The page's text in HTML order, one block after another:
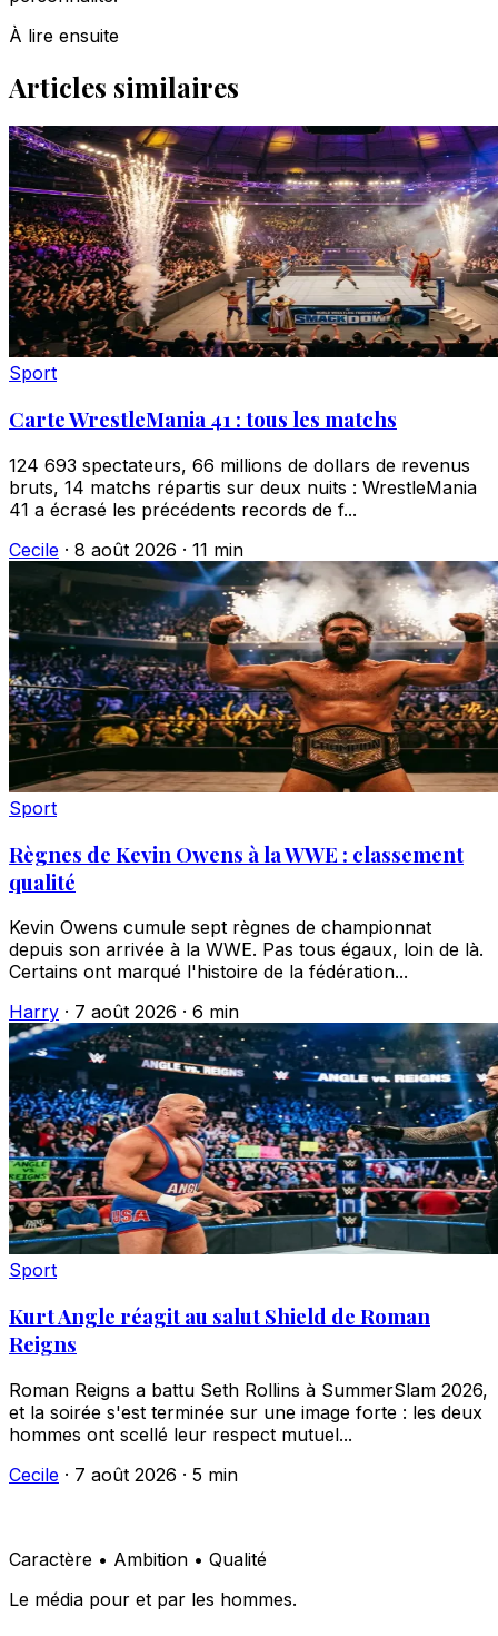
À lire ensuite
Articles similaires
Sport
Carte WrestleMania 41 : tous les matchs
124 693 spectateurs, 66 millions de dollars de revenus
bruts, 14 matchs répartis sur deux nuits : WrestleMania
41 a écrasé les précédents records de f...
Cecile · 8 août 2026 · 11 min
Sport
Règnes de Kevin Owens à la WWE : classement
qualité
Kevin Owens cumule sept règnes de championnat
depuis son arrivée à la WWE. Pas tous égaux, loin de là.
Certains ont marqué l'histoire de la fédération...
Harry · 7 août 2026 · 6 min
Sport
Kurt Angle réagit au salut Shield de Roman
Reigns
Roman Reigns a battu Seth Rollins à SummerSlam 2026,
et la soirée s'est terminée sur une image forte : les deux
hommes ont scellé leur respect mutuel...
Cecile · 7 août 2026 · 5 min
Caractère • Ambition • Qualité
Le média pour et par les hommes.